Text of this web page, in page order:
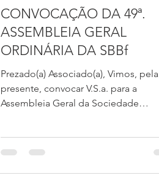
CONVOCAÇÃO DA 49ª.
ASSEMBLEIA GERAL
ORDINÁRIA DA SBBf
Prezado(a) Associado(a), Vimos, pela
presente, convocar V.S.a. para a
Assembleia Geral da Sociedade